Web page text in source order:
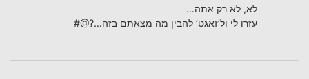
לא, לא רק אתה…
עזרו לי ול’זאגט’ להבין מה מצאתם בזה…?@#